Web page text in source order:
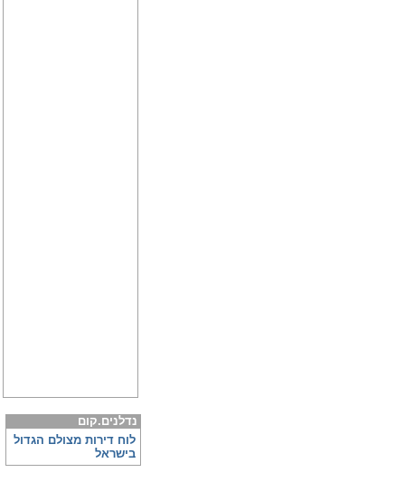
נדלנים.קום
לוח דירות מצולם הגדול
בישראל